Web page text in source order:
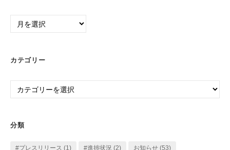
月
カ
カテゴリー
カ
ー
分類
#プレスリリース (1) #進捗状況 (2) お知らせ (53)